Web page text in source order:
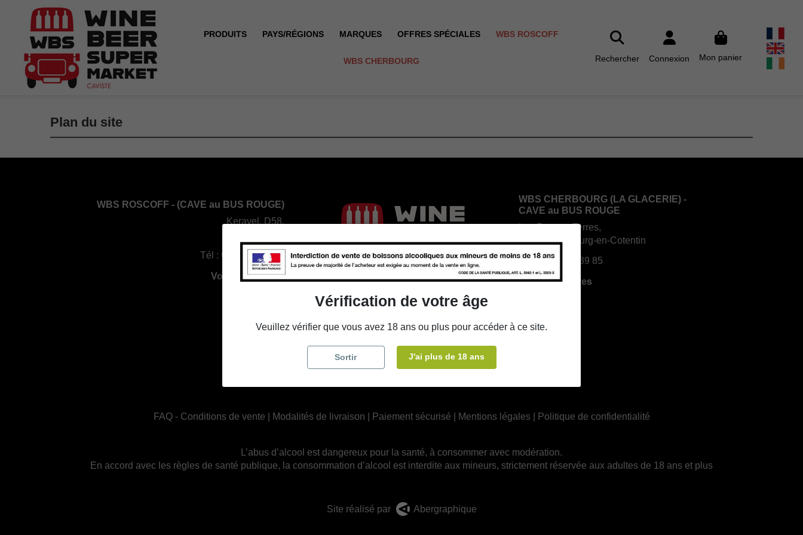
PRODUITS PAYS/RÉGIONS MARQUES OFFRES SPÉCIALES WBS ROSCOFF
WBS CHERBOURG Rechercher Connexion Mon panier
Plan du site
WBS ROSCOFF - (CAVE au BUS ROUGE)
Keravel, D58,
Tél : 02 98 61 15 87
Voir les horaires
WBS CHERBOURG (LA GLACERIE) -
CAVE au BUS ROUGE
Les Rouges Terres,
50470 Cherbourg-en-Cotentin
Tél :02 33 22 39 85
Voir les horaires
Partenaires
FAQ- Conditions de vente Modalités de livraison Paiement sécurisé Mentions légales| Politique de confidentialité
L’abus d’alcool est dangereux pour la santé, à consommer avec modération.
En accord avec les règles de santé publique, la consommation d’alcool est interdite aux mineurs, strictement réservée aux adultes de 18 ans et plus
Site réalisé par Abergraphique
Vérification de votre âge
Veuillez vérifier que vous avez 18 ans ou plus pour accéder à ce site.
Sortir J'ai plus de 18 ans